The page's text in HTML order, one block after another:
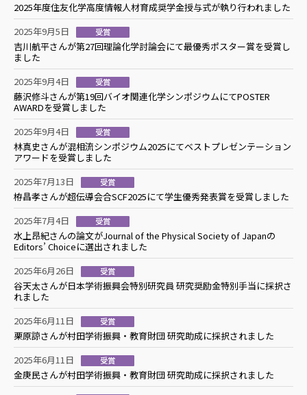
2025年度住友化学高度情報人材育成奨学金授与式が執り行われました
2025年9月5日
受賞
吉川航平さんが第27回理論化学討論会にて最優秀ポスター賞を受賞し
ました
2025年9月4日
受賞
藤沢修斗さんが第19回バイオ関連化学シンポジウムにてPOSTER
AWARDを受賞しました
2025年9月4日
受賞
林真史さんが混相流シンポジウム2025にてベストプレゼンテーション
アワードを受賞しました
2025年7月13日
受賞
栫昌孝さんが超伝導会合SCF2025にて学生優秀発表賞を受賞しました
2025年7月4日
受賞
水上昂紀さんの論文がJournal of the Physical Society of Japanの
Editors’ Choiceに選出されました
2025年6月26日
受賞
谷天太さんが日本学術振興会特別研究員 研究奨励金特別手当に採択さ
れました
2025年6月11日
受賞
栗原諒さんが村田学術振興・教育財団 研究助成に採択されました
2025年6月11日
受賞
金庚民さんが村田学術振興・教育財団 研究助成に採択されました